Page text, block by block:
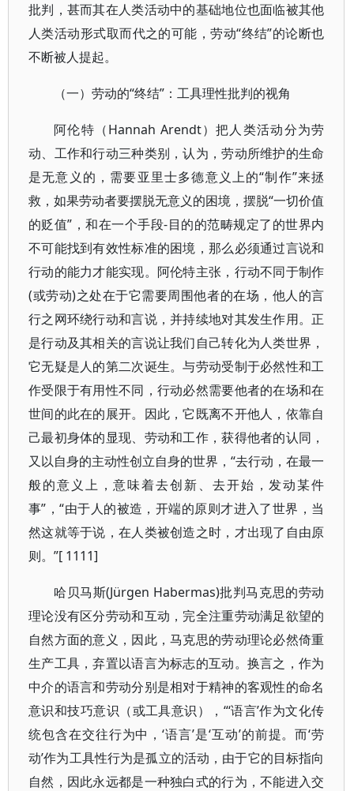
批判，甚而其在人类活动中的基础地位也面临被其他
人类活动形式取而代之的可能，劳动“终结”的论断也
不断被人提起。
（一）劳动的“终结”：工具理性批判的视角
阿伦特（Hannah Arendt）把人类活动分为劳
动、工作和行动三种类别，认为，劳动所维护的生命
是无意义的，需要亚里士多德意义上的“制作”来拯
救，如果劳动者要摆脱无意义的困境，摆脱“一切价值
的贬值”，和在一个手段-目的的范畴规定了的世界内
不可能找到有效性标准的困境，那么必须通过言说和
行动的能力才能实现。阿伦特主张，行动不同于制作
(或劳动)之处在于它需要周围他者的在场，他人的言
行之网环绕行动和言说，并持续地对其发生作用。正
是行动及其相关的言说让我们自己转化为人类世界，
它无疑是人的第二次诞生。与劳动受制于必然性和工
作受限于有用性不同，行动必然需要他者的在场和在
世间的此在的展开。因此，它既离不开他人，依靠自
己最初身体的显现、劳动和工作，获得他者的认同，
又以自身的主动性创立自身的世界，“去行动，在最一
般的意义上，意味着去创新、去开始，发动某件
事”，“由于人的被造，开端的原则才进入了世界，当
然这就等于说，在人类被创造之时，才出现了自由原
则。”[ 1111]
哈贝马斯(Jürgen Habermas)批判马克思的劳动
理论没有区分劳动和互动，完全注重劳动满足欲望的
自然方面的意义，因此，马克思的劳动理论必然倚重
生产工具，弃置以语言为标志的互动。换言之，作为
中介的语言和劳动分别是相对于精神的客观性的命名
意识和技巧意识（或工具意识），“‘语言’作为文化传
统包含在交往行为中，‘语言’是‘互动’的前提。而‘劳
动’作为工具性行为是孤立的活动，由于它的目标指向
自然，因此永远都是一种独白式的行为，不能进入交